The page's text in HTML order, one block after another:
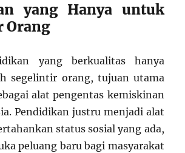
yang Hanya untuk
Orang
yang berkualitas hanya
segelintir orang, tujuan utama
alat pengentas kemiskinan
Pendidikan justru menjadi alat
status sosial yang ada,
peluang baru bagi masyarakat